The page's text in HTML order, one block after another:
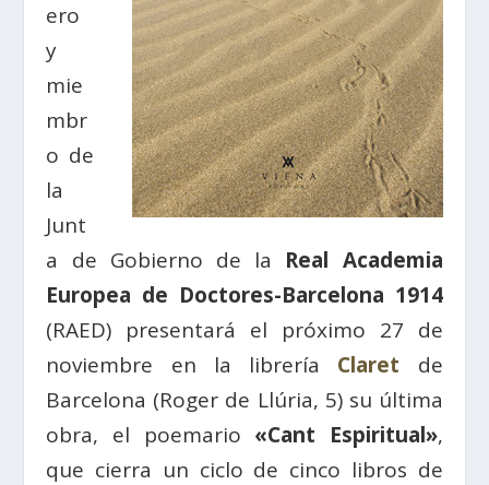
ero
y
mie
mbr
o de
la
Junt
a de Gobierno de la Real Academia
Europea de Doctores-Barcelona 1914
(RAED) presentará el próximo 27 de
noviembre en la librería Claret
de
Barcelona (Roger de Llúria, 5) su última
obra, el poemario «Cant Espiritual»,
que cierra un ciclo de cinco libros de